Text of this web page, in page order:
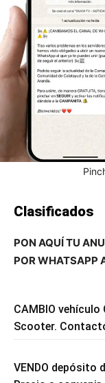
Clasificados
PON AQUÍ TU
POR WHATSAPP
CAMBIO
Scooter.
VENDO depósito